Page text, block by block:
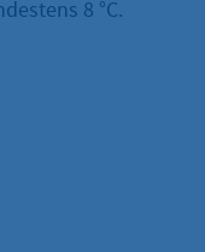
8 °C.